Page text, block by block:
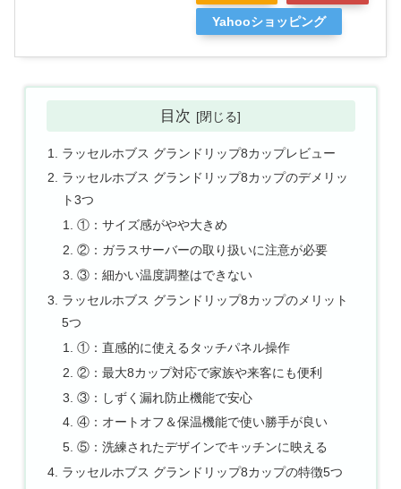
Yahooショッピング
目次
ラッセルホブス グランドリップ8カップレビュー
ラッセルホブス グランドリップ8カップのデメリッ
ト3つ
①：サイズ感がやや大きめ
②：ガラスサーバーの取り扱いに注意が必要
③：細かい温度調整はできない
ラッセルホブス グランドリップ8カップのメリット
5つ
①：直感的に使えるタッチパネル操作
②：最大8カップ対応で家族や来客にも便利
③：しずく漏れ防止機能で安心
④：オートオフ＆保温機能で使い勝手が良い
⑤：洗練されたデザインでキッチンに映える
ラッセルホブス グランドリップ8カップの特徴5つ